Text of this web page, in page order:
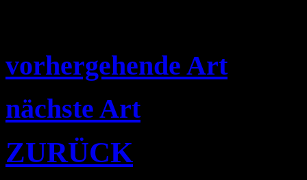
vorhergehende Art
nächste Art
ZURÜCK